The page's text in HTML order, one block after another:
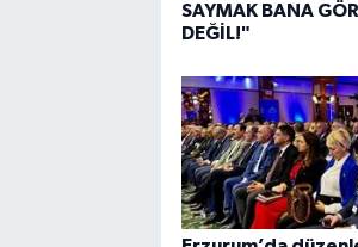
SAYMAK BANA
DEĞİL!"